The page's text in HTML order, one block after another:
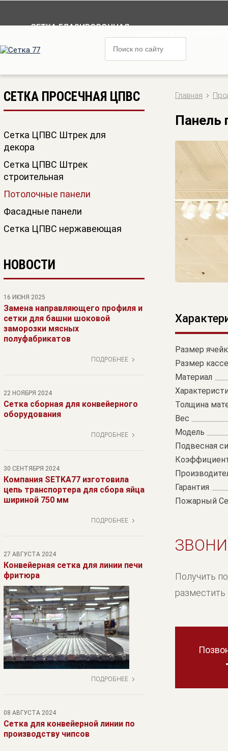
СЕТКА ГЛАЗИРОВОЧНАЯ
СЕТКА ПРОСЕЧНАЯ ЦПВС
Сетка ЦПВС Штрек для
декора
Сетка ЦПВС Штрек
строительная
Потолочные панели
Фасадные панели
Сетка ЦПВС нержавеющая
НОВОСТИ
16 ИЮНЯ 2025
Замена направляющего профиля и
сетки для башни шоковой
заморозки мясных
полуфабрикатов
ПОДРОБНЕЕ
22 НОЯБРЯ 2024
Сетка сборная для конвейерного
оборудования
ПОДРОБНЕЕ
30 СЕНТЯБРЯ 2024
Компания SETKA77 изготовила
цепь транспортера для сбора яйца
шириной 750 мм
ПОДРОБНЕЕ
27 АВГУСТА 2024
Конвейерная сетка для линии печи
фритюра
ПОДРОБНЕЕ
08 АВГУСТА 2024
Сетка для конвейерной линии по
производству чипсов
Главная
Панель
Размер
Размер
Материал
Толщина
Вес
Модель
Подвесная
Гарантия
Пожарный
Получить